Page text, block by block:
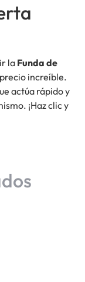
la Funda de
increíble.
actúa rápido y
¡Haz clic y